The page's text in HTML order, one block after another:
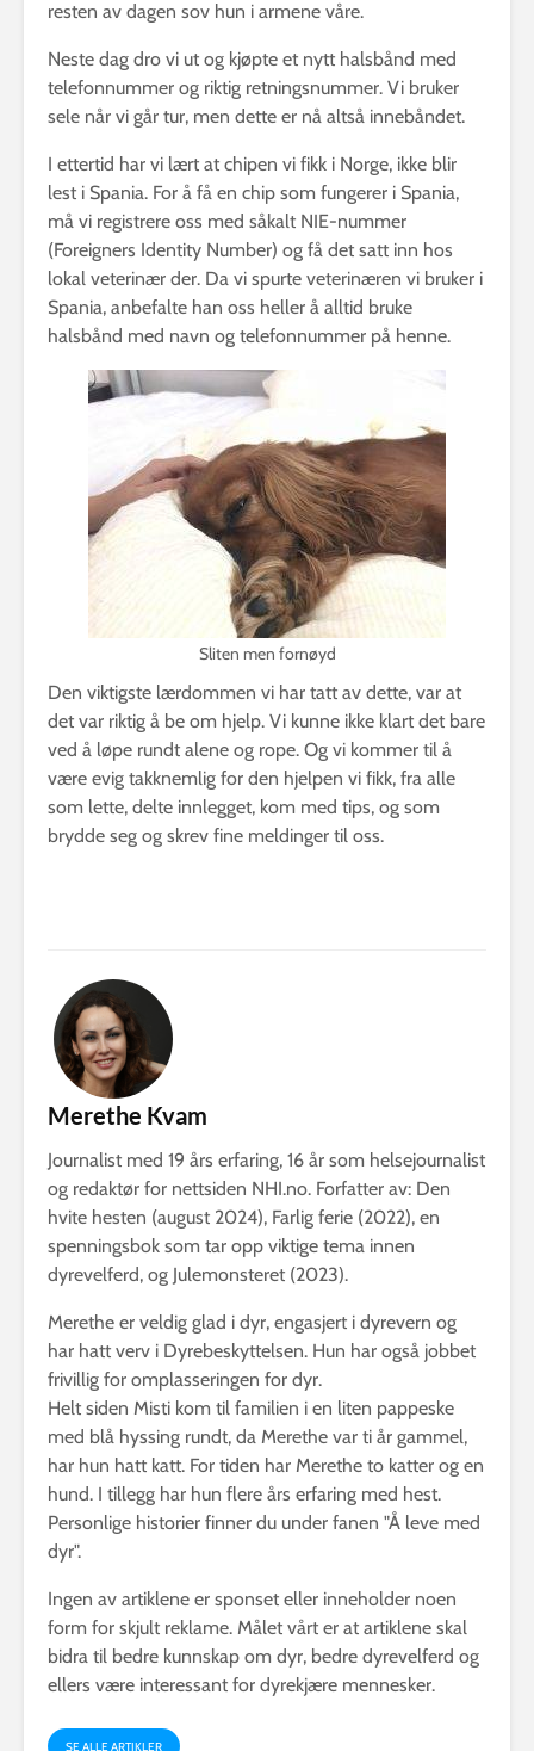
resten av dagen sov hun i armene våre.
Neste dag dro vi ut og kjøpte et nytt halsbånd med
telefonnummer og riktig retningsnummer. Vi bruker
sele når vi går tur, men dette er nå altså innebåndet.
I ettertid har vi lært at chipen vi fikk i Norge, ikke blir
lest i Spania. For å få en chip som fungerer i Spania,
må vi registrere oss med såkalt NIE-nummer
(Foreigners Identity Number) og få det satt inn hos
lokal veterinær der. Da vi spurte veterinæren vi bruker i
Spania, anbefalte han oss heller å alltid bruke
halsbånd med navn og telefonnummer på henne.
Sliten men fornøyd
Den viktigste lærdommen vi har tatt av dette, var at
det var riktig å be om hjelp. Vi kunne ikke klart det bare
ved å løpe rundt alene og rope. Og vi kommer til å
være evig takknemlig for den hjelpen vi fikk, fra alle
som lette, delte innlegget, kom med tips, og som
brydde seg og skrev fine meldinger til oss.
Merethe Kvam
Journalist med 19 års erfaring, 16 år som helsejournalist
og redaktør for nettsiden NHI.no. Forfatter av: Den
hvite hesten (august 2024), Farlig ferie (2022), en
spenningsbok som tar opp viktige tema innen
dyrevelferd, og Julemonsteret (2023).
Merethe er veldig glad i dyr, engasjert i dyrevern og
har hatt verv i Dyrebeskyttelsen. Hun har også jobbet
frivillig for omplasseringen for dyr.
Helt siden Misti kom til familien i en liten pappeske
med blå hyssing rundt, da Merethe var ti år gammel,
har hun hatt katt. For tiden har Merethe to katter og en
hund. I tillegg har hun flere års erfaring med hest.
Personlige historier finner du under fanen "Å leve med
dyr".
Ingen av artiklene er sponset eller inneholder noen
form for skjult reklame. Målet vårt er at artiklene skal
bidra til bedre kunnskap om dyr, bedre dyrevelferd og
ellers være interessant for dyrekjære mennesker.
SE ALLE ARTIKLER